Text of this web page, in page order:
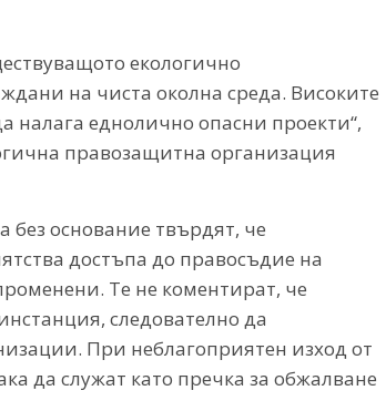
екологично
на чиста околна среда. Високите
налага еднолично опасни проекти“,
правозащитна организация
основание твърдят, че
достъпа до правосъдие на
Те не коментират, че
следователно да
При неблагоприятен изход от
да служат като пречка за обжалване